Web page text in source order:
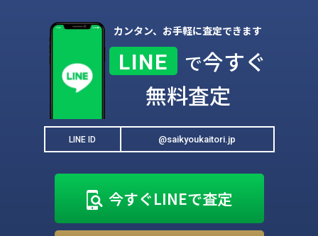
カンタン、お手軽に査定できます
LINE で今すぐ
無料査定
LINE ID @saikyoukaitori.jp
今すぐLINEで査定